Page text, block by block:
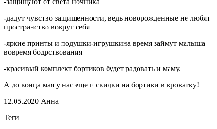
-дадут чувство защищенности, ведь новорожденные не любят
пространство вокруг себя
-яркие принты и подушки-игрушкина время займут малыша
вовремя бодрствования
-красивый комплект бортиков будет радовать и маму.
А до конца мая у нас еще и скидки на бортики в кроватку!
12.05.2020 Анна
Теги